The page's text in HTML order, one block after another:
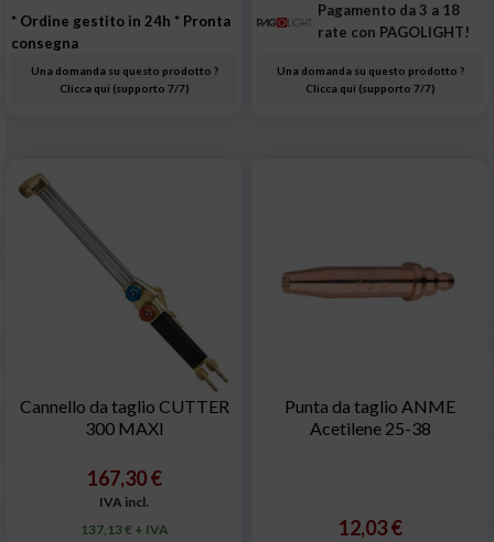
* Ordine gestito in 24h * Pronta
consegna
Una domanda su questo prodotto ?
Clicca qui (supporto 7/7)
Pagamento da 3 a 18
rate con PAGOLIGHT!
Una domanda su questo prodotto ?
Clicca qui (supporto 7/7)
Cannello da taglio CUTTER
300 MAXI
167,30 €
IVA incl.
137,13 € + IVA
Punta da taglio ANME
Acetilene 25-38
12,03 €